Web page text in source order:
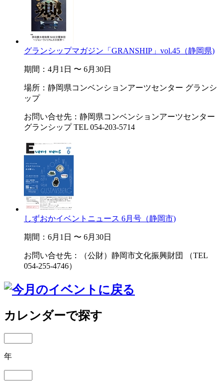
グランシップマガジン「GRANSHIP」vol.45（静岡県)
期間：4月1日 〜 6月30日
場所：静岡県コンベンションアーツセンター グランシ
ップ
お問い合せ先：静岡県コンベンションアーツセンター
グランシップ TEL 054-203-5714
しずおかイベントニュース 6月号（静岡市)
期間：6月1日 〜 6月30日
お問い合せ先：（公財）静岡市文化振興財団 （TEL
054-255-4746）
カレンダーで探す
年